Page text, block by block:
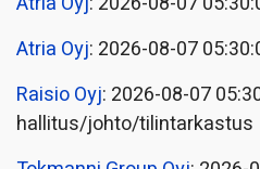
Atria Oyj: 2026-08-07
Raisio Oyj: 2026-08-07
hallitus/johto/tilintarkastus